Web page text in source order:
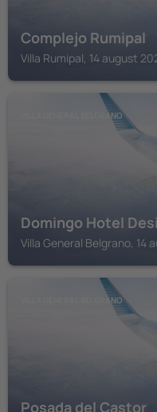
Complejo Rumipal
Villa Rumipal, 14 august
VILLA GENERAL BELGRANO
Domingo Hotel
Villa General Belgrano, 14
VILLA GENERAL BELGRANO
Posada del Castor